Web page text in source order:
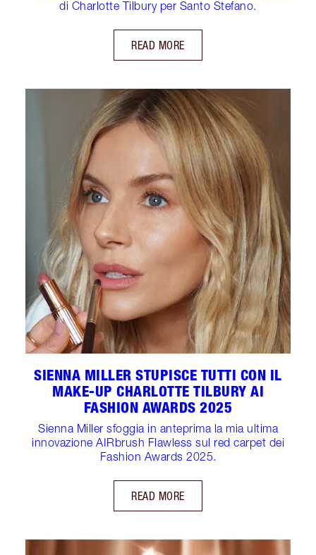
di Charlotte Tilbury per Santo Stefano.
READ MORE
SIENNA MILLER STUPISCE TUTTI CON IL
MAKE-UP CHARLOTTE TILBURY AI
FASHION AWARDS 2025
Sienna Miller sfoggia in anteprima la mia ultima
innovazione AIRbrush Flawless sul red carpet dei
Fashion Awards 2025.
READ MORE